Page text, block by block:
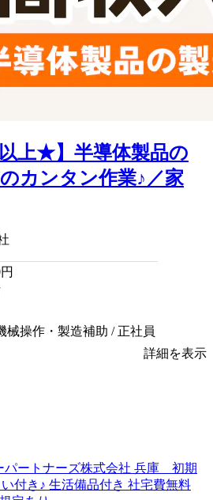
以上★】半導体製品の
カンタン作業♪／家
円
械操作・製造補助 / 正社員
詳細を表示